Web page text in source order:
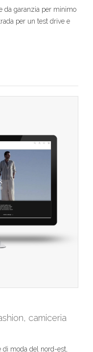
da garanzia per minimo
per un test drive e
camiceria
di moda del nord-est,